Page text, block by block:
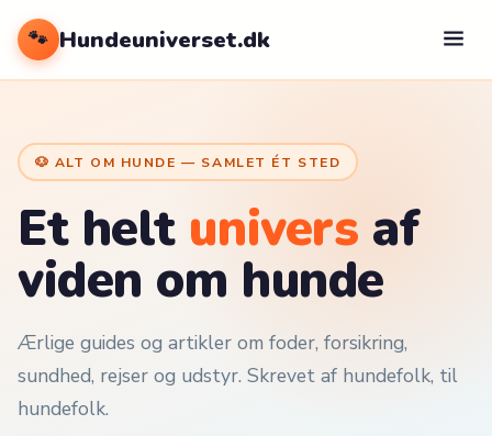
🐾 Hundeuniverset.dk
🐶 ALT OM HUNDE — SAMLET ÉT STED
Et helt univers af
viden om hunde
Ærlige guides og artikler om foder, forsikring,
sundhed, rejser og udstyr. Skrevet af hundefolk, til
hundefolk.